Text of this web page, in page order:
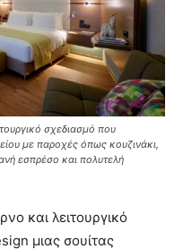
σχεδιασμό που
με παροχές όπως κουζινάκι,
εσπρέσο και πολυτελή
και λειτουργικό
μιας σουίτας